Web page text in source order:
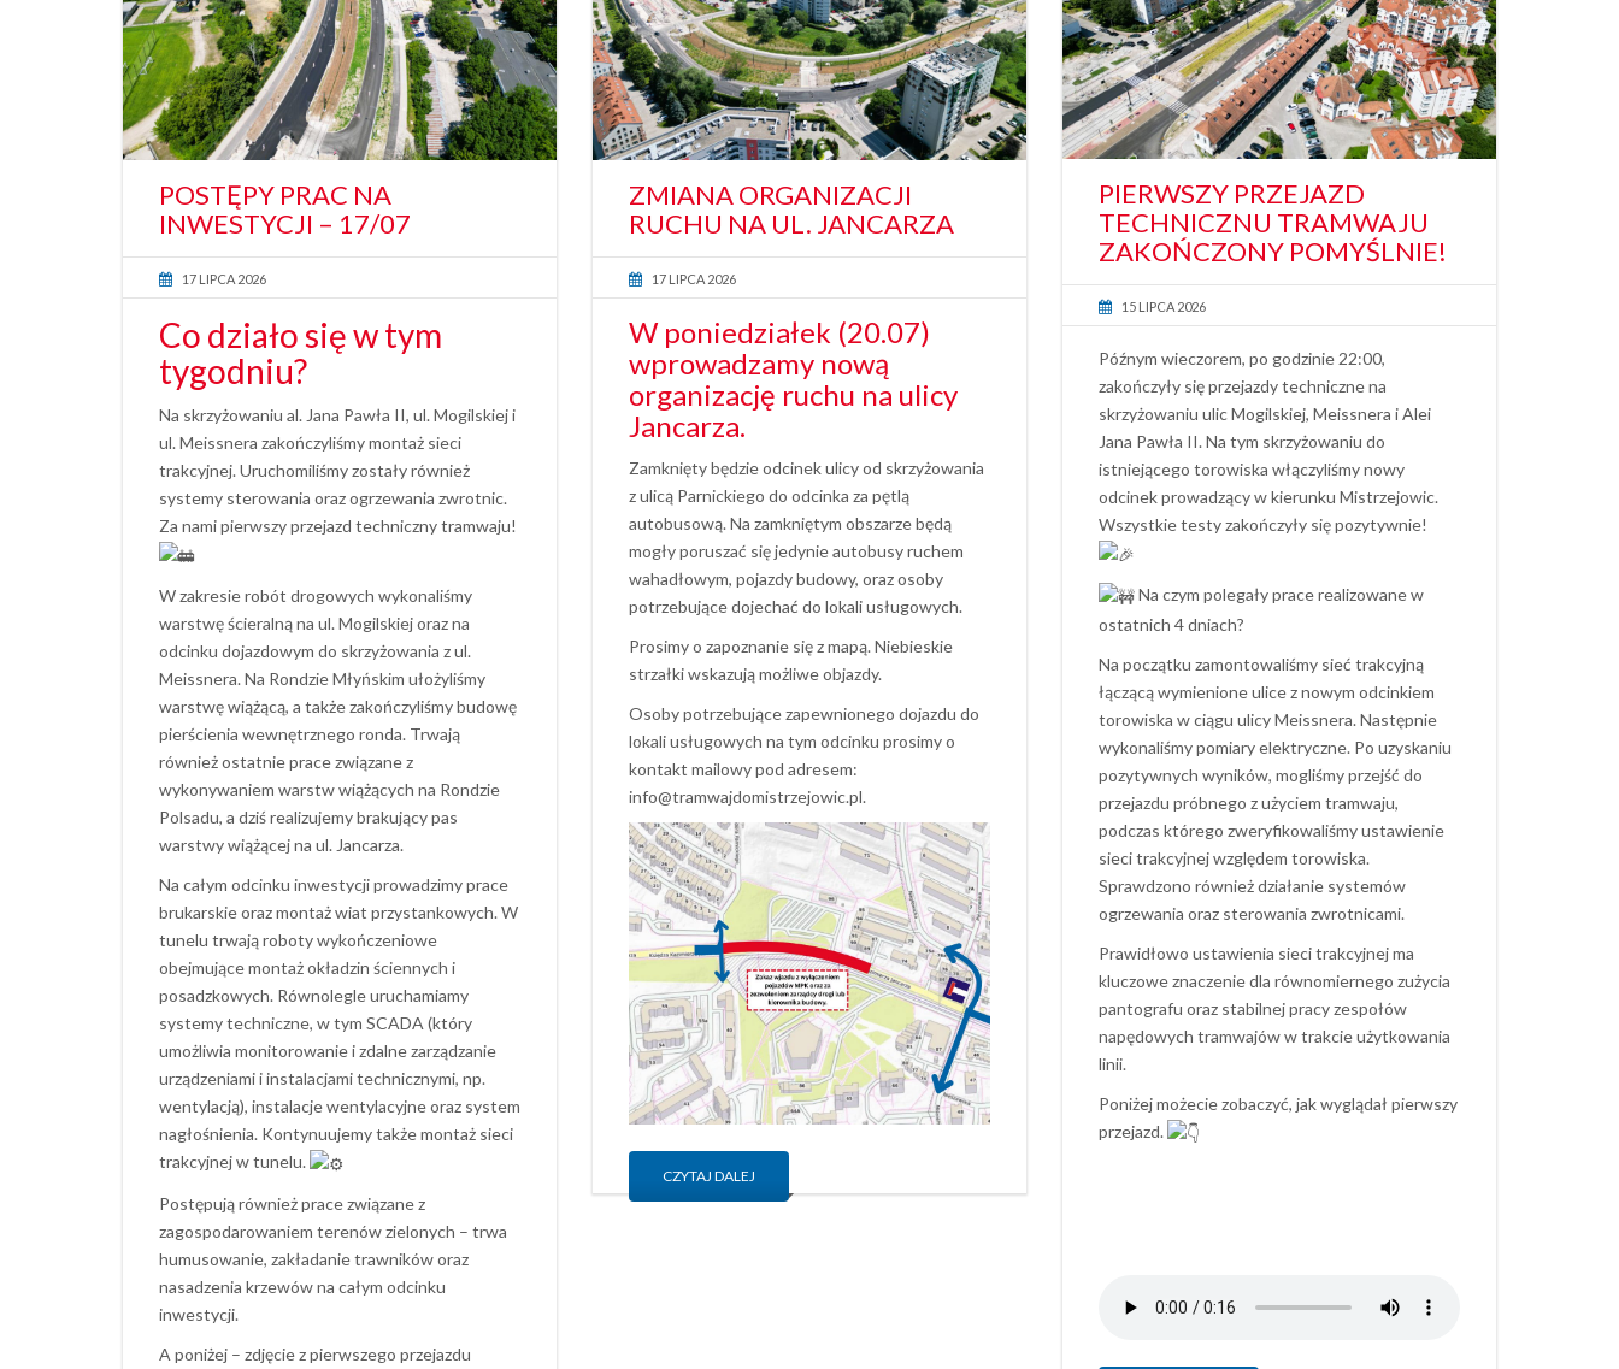
POSTĘPY PRAC NA
INWESTYCJI – 17/07
17 LIPCA 2026
Co działo się w tym
tygodniu?
Na skrzyżowaniu al. Jana Pawła II, ul. Mogilskiej i
ul. Meissnera zakończyliśmy montaż sieci
trakcyjnej. Uruchomiliśmy zostały również
systemy sterowania oraz ogrzewania zwrotnic.
Za nami pierwszy przejazd techniczny tramwaju!
W zakresie robót drogowych wykonaliśmy
warstwę ścieralną na ul. Mogilskiej oraz na
odcinku dojazdowym do skrzyżowania z ul.
Meissnera. Na Rondzie Młyńskim ułożyliśmy
warstwę wiążącą, a także zakończyliśmy budowę
pierścienia wewnętrznego ronda. Trwają
również ostatnie prace związane z
wykonywaniem warstw wiążących na Rondzie
Polsadu, a dziś realizujemy brakujący pas
warstwy wiążącej na ul. Jancarza.
Na całym odcinku inwestycji prowadzimy prace
brukarskie oraz montaż wiat przystankowych. W
tunelu trwają roboty wykończeniowe
obejmujące montaż okładzin ściennych i
posadzkowych. Równolegle uruchamiamy
systemy techniczne, w tym SCADA (który
umożliwia monitorowanie i zdalne zarządzanie
urządzeniami i instalacjami technicznymi, np.
wentylacją), instalacje wentylacyjne oraz system
nagłośnienia. Kontynuujemy także montaż sieci
trakcyjnej w tunelu.
Postępują również prace związane z
zagospodarowaniem terenów zielonych – trwa
humusowanie, zakładanie trawników oraz
nasadzenia krzewów na całym odcinku
inwestycji.
A poniżej – zdjęcie z pierwszego przejazdu
ZMIANA ORGANIZACJI
RUCHU NA UL. JANCARZA
17 LIPCA 2026
W poniedziałek (20.07)
wprowadzamy nową
organizację ruchu na ulicy
Jancarza.
Zamknięty będzie odcinek ulicy od skrzyżowania
z ulicą Parnickiego do odcinka za pętlą
autobusową. Na zamkniętym obszarze będą
mogły poruszać się jedynie autobusy ruchem
wahadłowym, pojazdy budowy, oraz osoby
potrzebujące dojechać do lokali usługowych.
Prosimy o zapoznanie się z mapą. Niebieskie
strzałki wskazują możliwe objazdy.
Osoby potrzebujące zapewnionego dojazdu do
lokali usługowych na tym odcinku prosimy o
kontakt mailowy pod adresem:
info@tramwajdomistrzejowic.pl.
CZYTAJ DALEJ
PIERWSZY PRZEJAZD
TECHNICZNU TRAMWAJU
ZAKOŃCZONY POMYŚLNIE!
15 LIPCA 2026
Późnym wieczorem, po godzinie 22:00,
zakończyły się przejazdy techniczne na
skrzyżowaniu ulic Mogilskiej, Meissnera i Alei
Jana Pawła II. Na tym skrzyżowaniu do
istniejącego torowiska włączyliśmy nowy
odcinek prowadzący w kierunku Mistrzejowic.
Wszystkie testy zakończyły się pozytywnie!
Na czym polegały prace realizowane w
ostatnich 4 dniach?
Na początku zamontowaliśmy sieć trakcyjną
łączącą wymienione ulice z nowym odcinkiem
torowiska w ciągu ulicy Meissnera. Następnie
wykonaliśmy pomiary elektryczne. Po uzyskaniu
pozytywnych wyników, mogliśmy przejść do
przejazdu próbnego z użyciem tramwaju,
podczas którego zweryfikowaliśmy ustawienie
sieci trakcyjnej względem torowiska.
Sprawdzono również działanie systemów
ogrzewania oraz sterowania zwrotnicami.
Prawidłowo ustawienia sieci trakcyjnej ma
kluczowe znaczenie dla równomiernego zużycia
pantografu oraz stabilnej pracy zespołów
napędowych tramwajów w trakcie użytkowania
linii.
Poniżej możecie zobaczyć, jak wyglądał pierwszy
przejazd.